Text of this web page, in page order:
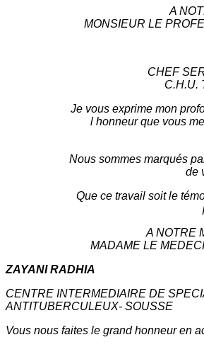
A
MONSIEUR LE
CHEF
C.H.U.
Je vous exprime mon
l honneur que vous
Nous sommes marqués
de
Que ce travail soit le
A NOTRE
MADAME LE
ZAYANI RADHIA
CENTRE INTERMEDIAIRE DE
ANTITUBERCULEUX- SOUSSE
Vous nous faites le grand honneur en